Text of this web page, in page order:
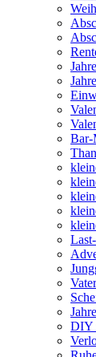
Bar-
DIY